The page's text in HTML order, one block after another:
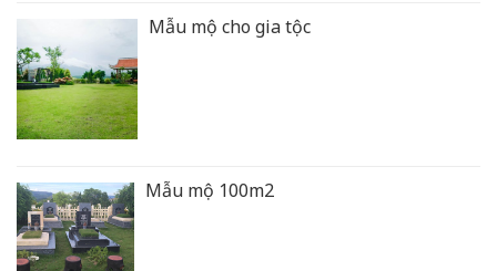
Mẫu mộ cho gia tộc
Mẫu mộ 100m2